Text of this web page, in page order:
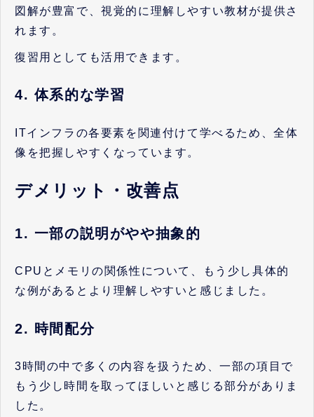
図解が豊富で、視覚的に理解しやすい教材が提供さ
れます。
復習用としても活用できます。
4. 体系的な学習
ITインフラの各要素を関連付けて学べるため、全体
像を把握しやすくなっています。
デメリット・改善点
1. 一部の説明がやや抽象的
CPUとメモリの関係性について、もう少し具体的
な例があるとより理解しやすいと感じました。
2. 時間配分
3時間の中で多くの内容を扱うため、一部の項目で
もう少し時間を取ってほしいと感じる部分がありま
した。